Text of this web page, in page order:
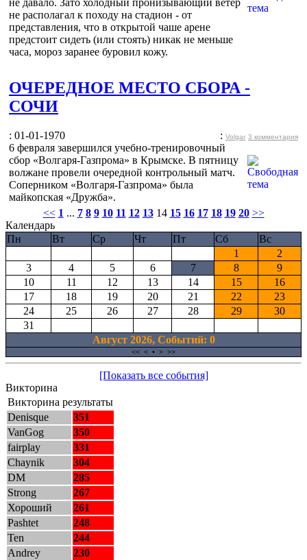
не располагал к походу на стадион - от
представления, что в открытой чаше арене
предстоит сидеть (или стоять) никак не меньше
часа, мороз заранее буровил кожу.
ОЧЕРЕДНОЕ МЕСТО СБОРА -
СОЧИ
: 01-01-1970 : Volgar 3 комментария
6 февраля завершился учебно-тренировочный
сбор «Волгаря-Газпрома» в Крымске. В пятницу
волжане провели очередной контрольный матч.
Соперником «Волгаря-Газпрома» была
майкопская «Дружба».
<< 1 ... 7 8 9 10 11 12 13 14 15 16 17 18 19 20 >>
Календарь
Пн
Вт Ср Чт Пт Сб
Вс
1
2
3
4 5 6 7 8
9
10
11 12 13 14 15
16
17
18 19 20 21 22
23
24
25 26 27 28 29
30
31
Август 2026, Cобытий: 0
<< < • > >>
[Показать все события]
Викторина
Викторина результаты
Denisque
351
VanGog
350
fairplay
331
Chaynik
304
DM
285
Strong
267
Хороший
261
Pashtet
248
Ten
244
Andrey
230